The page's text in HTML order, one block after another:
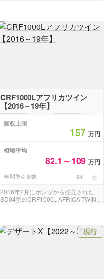
CRF1000Lアフリカツイン
【2016～19年】
買取上限
157 万円
相場平均
82.1～109 万円
年間取引台数 64 台
2016年2月にホンダから発売された
SD04型のCRF1000L AFRICA TWIN...
現行